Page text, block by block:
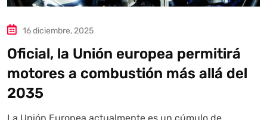
16 diciembre, 2025
Oficial, la Unión europea permitirá
motores a combustión más allá del
2035
La Unión Europea actualmente es un cúmulo de